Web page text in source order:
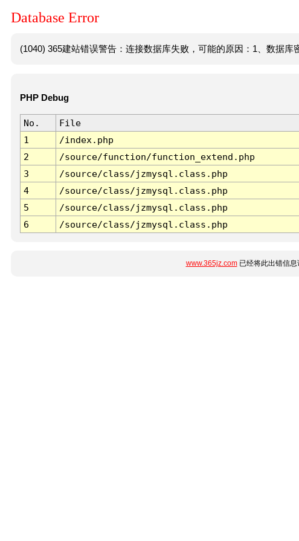
Database Error
(1040) 365建站错误警告：连接数据库失败，可能的原因：1、数据库
PHP Debug
No. File
1
/index.php
2
/source/function/function_extend.php
3
/source/class/jzmysql.class.php
4
/source/class/jzmysql.class.php
5
/source/class/jzmysql.class.php
6
/source/class/jzmysql.class.php
www.365jz.com已经将此出错信息